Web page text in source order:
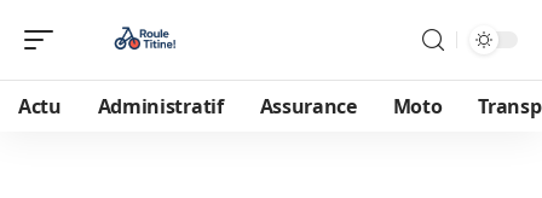
Actu Administratif Assurance Moto